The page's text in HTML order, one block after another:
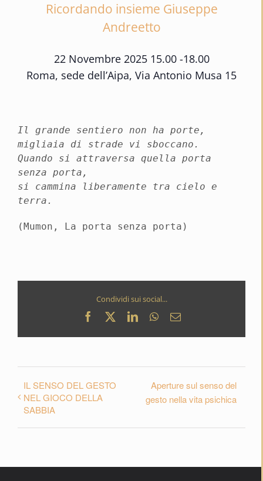
Ricordando insieme Giuseppe
Andreetto
22 Novembre 2025 15.00 -18.00
Roma, sede dell’Aipa, Via Antonio Musa 15
Il grande sentiero non ha porte,
migliaia di strade vi sboccano.
Quando si attraversa quella porta
senza porta,
si cammina liberamente tra cielo e
terra.
(Mumon, La porta senza porta)
Condividi sui social...
Facebook
X LinkedInWhatsApp
Email
IL SENSO DEL GESTO
NEL GIOCO DELLA
SABBIA
Aperture sul senso del
gesto nella vita psichica